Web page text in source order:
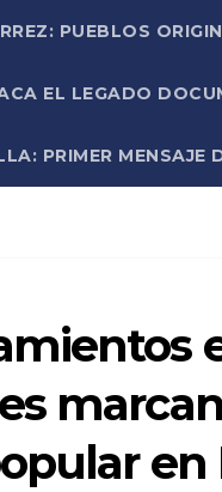
PUEBLOS
EL LEGADO
PRIMER MENSAJE
en